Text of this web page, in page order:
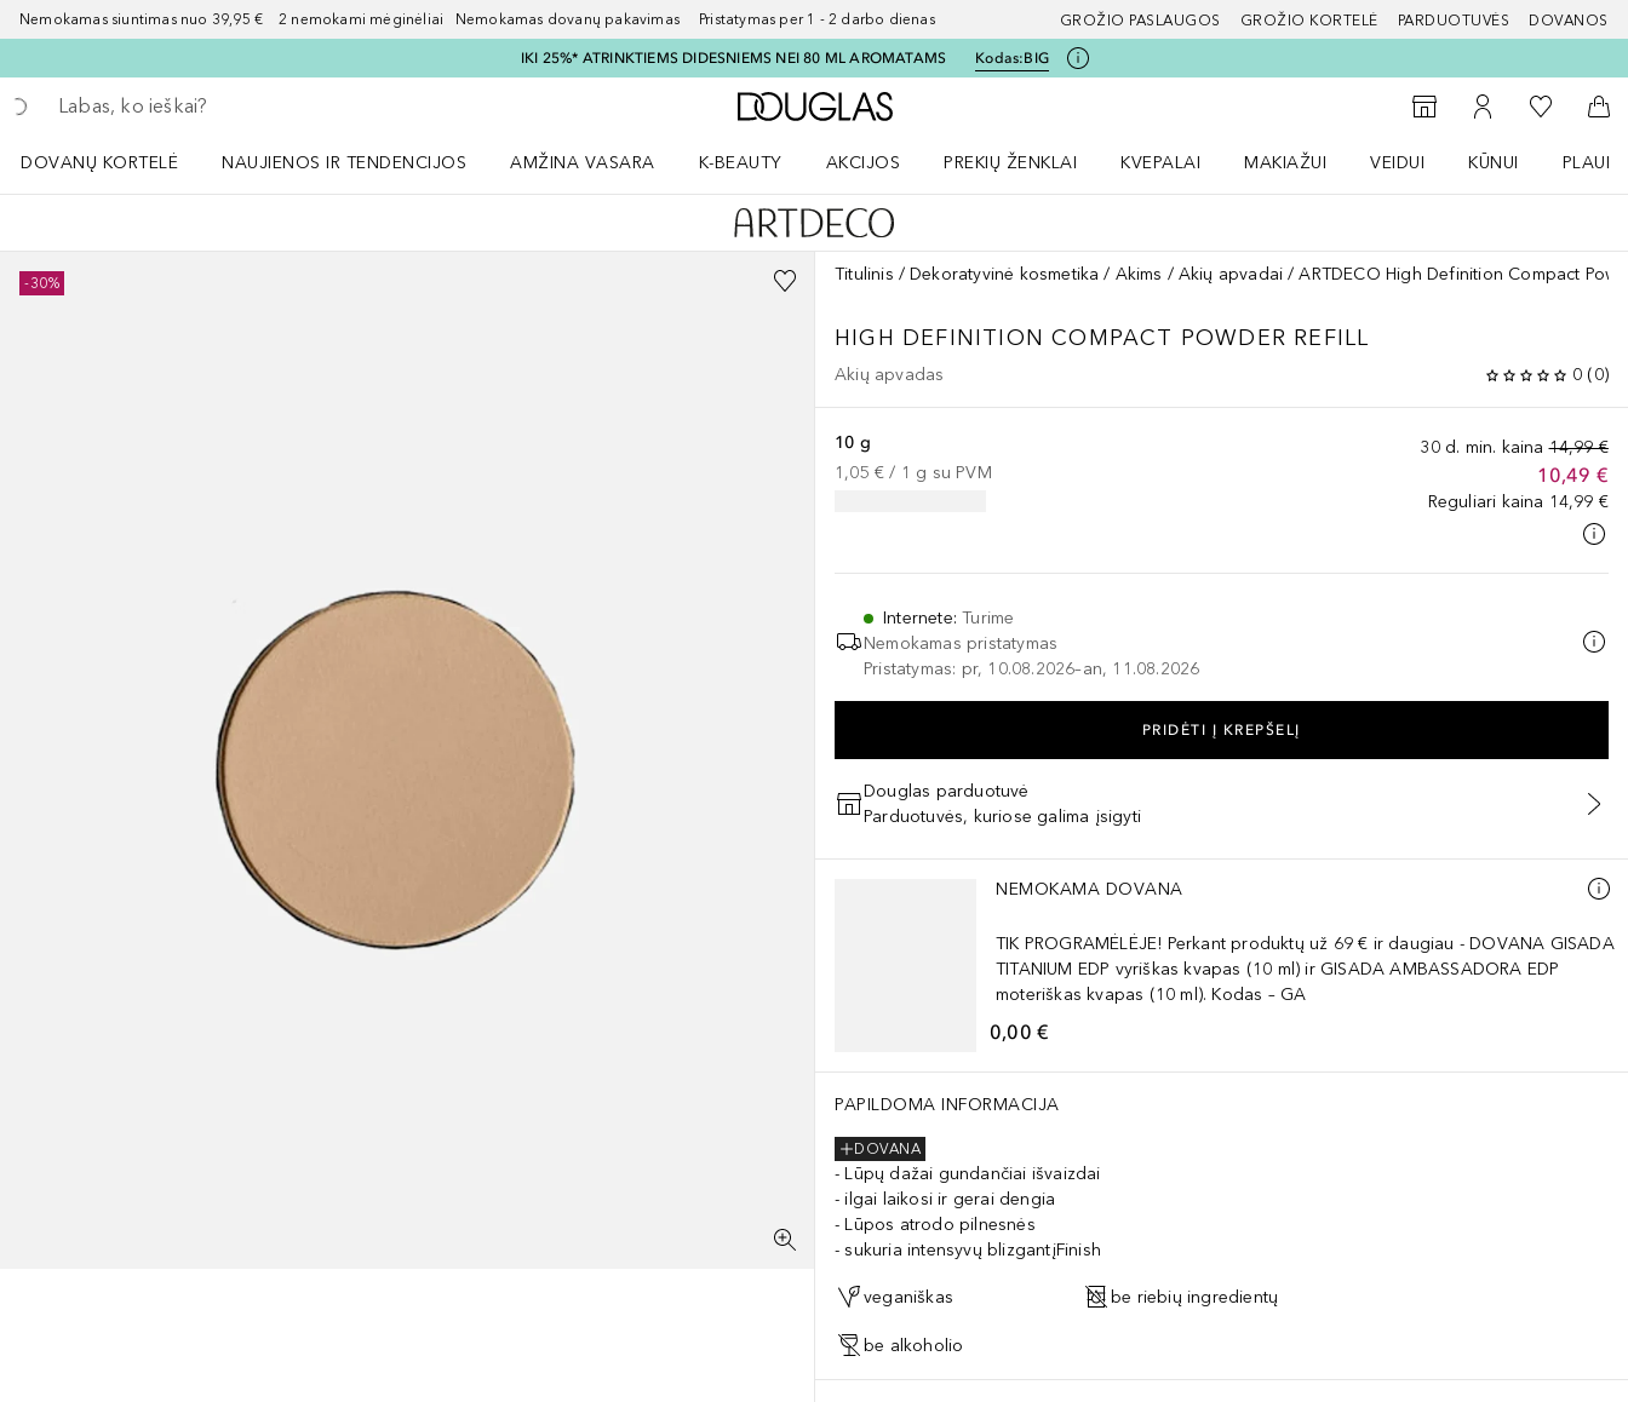
Nemokamas siuntimas nuo 39,95 € 2 nemokami mėginėliai Nemokamas dovanų pakavimas Pristatymas per 1 - 2 darbo dienas GROŽIO PASLAUGOS GROŽIO KORTELĖ PARDUOTUVĖS DOVANOS
IKI 25%* ATRINKTIEMS DIDESNIEMS NEI 80 ML AROMATAMS Kodas:BIG
Grįžk atgal
Vykdykite paiešką
Į Douglas pagrindinį puslapį
Į parduotuvių paiešką
Į mano paskyrą
Į mano
Į
DOVANŲ KORTELĖ
NAUJIENOS IR TENDENCIJOS
AMŽINA VASARA
K-BEAUTY
AKCIJOS
PREKIŲ ŽENKLAI
KVEPALAI
MAKIAŽUI
VEIDUI
KŪNUI
-30% Titulinis Dekoratyvinė kosmetika Akims Akių apvadai ARTDECO High Definition Compact
HIGH DEFINITION COMPACT POWDER REFILL
Akių apvadas 0 (0)
30 d. min. kaina 14,99 €
10,49 €
Reguliari kaina 14,99 €
10 g
1,05 € / 1 g su PVM
Internete:Turime
Nemokamas pristatymas
Pristatymas: pr, 10.08.2026–an, 11.08.2026
PRIDĖTI Į KREPŠELĮ
Douglas parduotuvė
Parduotuvės, kuriose galima įsigyti
Praleisti slankiklį
NEMOKAMA DOVANA
TIK PROGRAMĖLĖJE! Perkant produktų už 69 € ir daugiau - DOVANA GISADA
TITANIUM EDP vyriškas kvapas (10 ml) ir GISADA AMBASSADORA EDP
moteriškas kvapas (10 ml). Kodas – GA
0,00 €
PAPILDOMA INFORMACIJA
DOVANA
Lūpų dažai gundančiai išvaizdai
ilgai laikosi ir gerai dengia
Lūpos atrodo pilnesnės
sukuria intensyvų blizgantįFinish
veganiškas be riebių ingredientų
be alkoholio